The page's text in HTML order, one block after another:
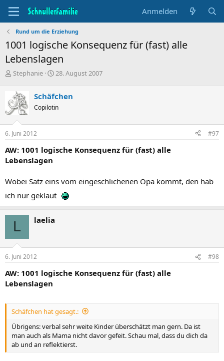
Anmelden
Rund um die Erziehung
1001 logische Konsequenz für (fast) alle
Lebenslagen
T
e
m
e
s
t
r
t
r
Stephanie
B
i
n
d
u
28. August 2007
Schäfchen
Copilotin
6. Juni 2012 #97
AW: 1001 logische Konsequenz für (fast) alle
Lebenslagen
Wobei Satz eins vom eingeschlichenen Opa kommt, den hab
ich nur geklaut
L laelia
6. Juni 2012 #98
AW: 1001 logische Konsequenz für (fast) alle
Lebenslagen
Schäfchen hat gesagt.:
Übrigens: verbal sehr weite Kinder überschätzt man gern. Da ist
man auch als Mama nicht davor gefeit. Schau mal, dass du dich da
ab und an reflektierst.